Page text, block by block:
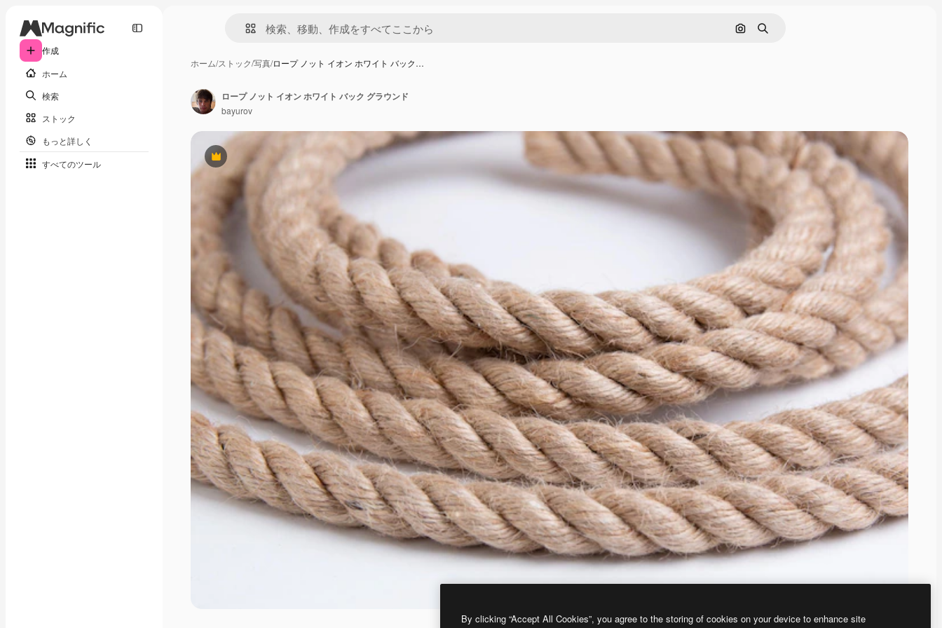
作成
ホーム
検索
ストック
もっと詳しく
すべてのツール
画像で検索
検索
ホーム/ストック/写真/ロープ ノット イオン ホワイト バック…
Premium
ロープ ノット イオン ホワイト バック グラウンド
bayurov
By clicking “Accept All Cookies”, you agree to the storing of cookies on your device to enhance site